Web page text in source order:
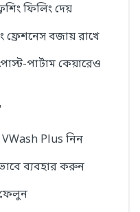
ফিলিং দেয়
ফ্রেশনেস বজায় রাখে
পার্টাম কেয়ারেও
VWash Plus নিন
ব্যবহার করুন
ফেলুন